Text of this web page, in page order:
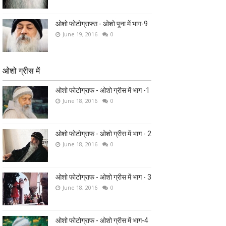
ओशो फोटोग्राफ्स - ओशो पूना में भाग-9
June 19, 2016 0
ओशो ग्रीस में
ओशो फोटोग्राफ - ओशो ग्रीस में भाग -1
June 18, 2016 0
ओशो फोटोग्राफ - ओशो ग्रीस में भाग - 2
June 18, 2016 0
ओशो फोटोग्राफ - ओशो ग्रीस में भाग - 3
June 18, 2016 0
ओशो फोटोग्राफ - ओशो ग्रीस में भाग-4